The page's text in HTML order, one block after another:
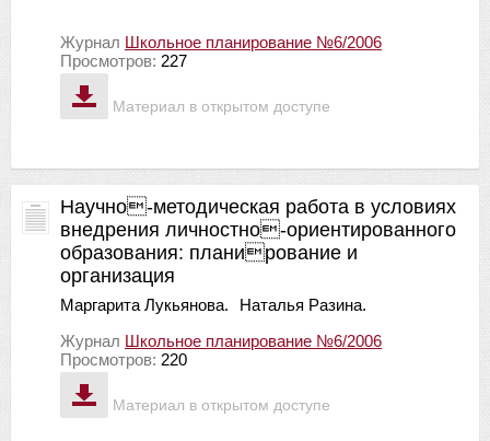
Материал в открытом доступе
Журнал Школьное планирование №6/2006
Просмотров: 227
Материал в открытом доступе
Научно-методическая работа в условиях
внедрения личностно-ориентированного
образования: планирование и
организация
Маргарита Лукьянова.
Наталья Разина.
Журнал Школьное планирование №6/2006
Просмотров: 220